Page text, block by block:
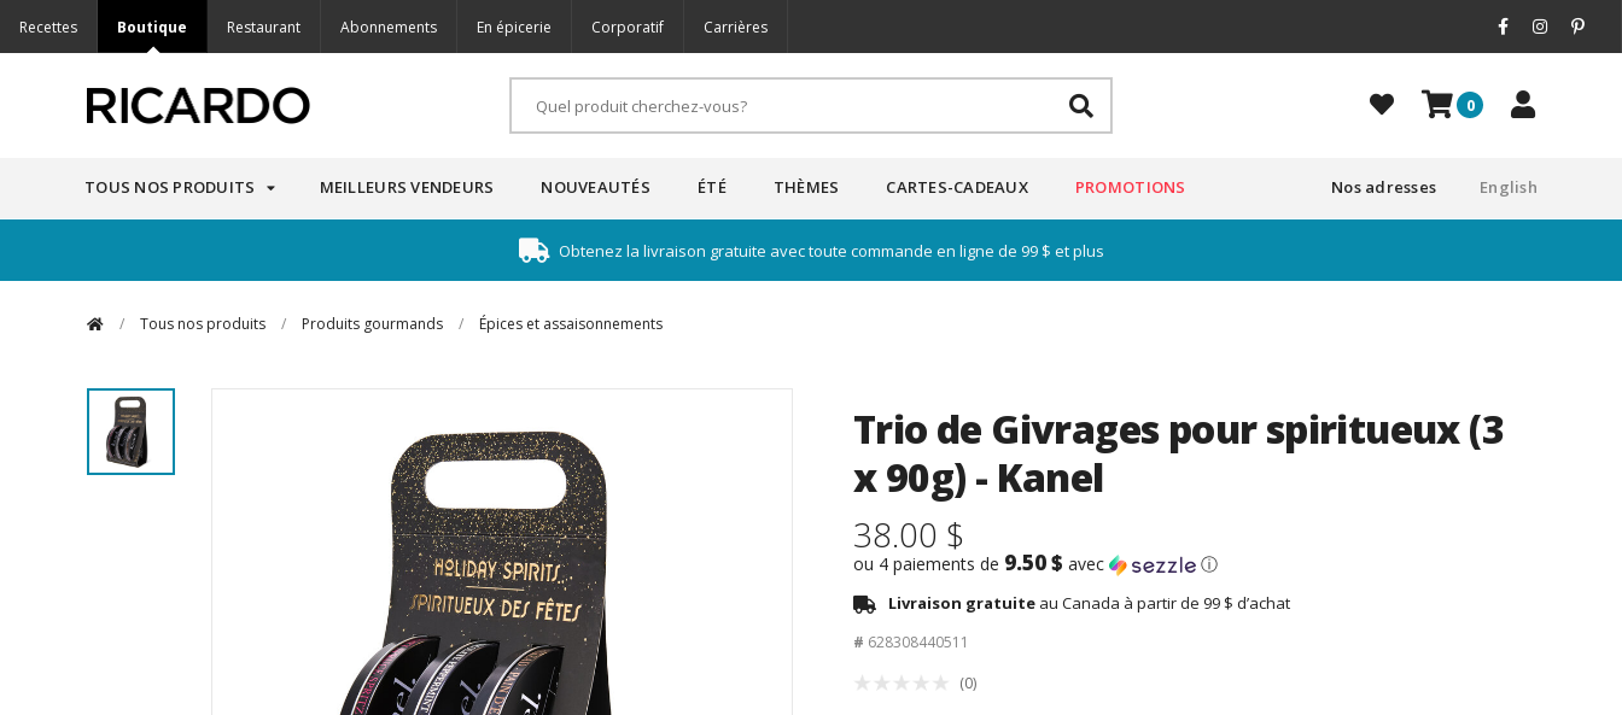
Recettes Boutique Restaurant Abonnements En épicerie Corporatif Carrières
0
TOUS NOS PRODUITS MEILLEURS VENDEURS NOUVEAUTÉS ÉTÉ THÈMES CARTES-CADEAUX PROMOTIONS English
Nos adresses
Obtenez la livraison gratuite avec toute commande en ligne de 99 $ et plus
/ Tous nos produits / Produits gourmands / Épices et assaisonnements
Trio de Givrages pour spiritueux (3
x 90g) - Kanel
38.00 $
ou 4 paiements de 9.50 $ avec ⓘ
Livraison gratuite au Canada à partir de 99 $ d’achat
# 628308440511
(0)